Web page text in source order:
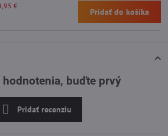
buďte prvý
Pridať recenziu
€
Pridať do košíka